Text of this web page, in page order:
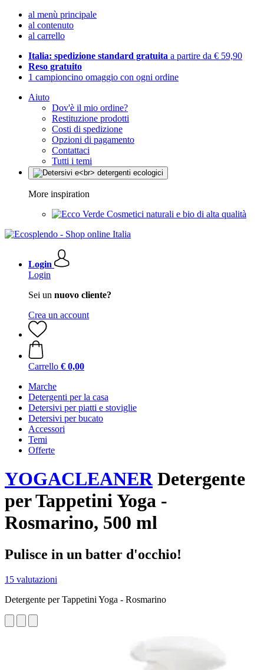
al menù principale
al contenuto
al carrello
Italia: spedizione standard gratuita a partire da € 59,90
Reso gratuito
1 campioncino omaggio con ogni ordine
Aiuto
Dov'è il mio ordine?
Restituzione prodotti
Costi di spedizione
Opzioni di pagamento
Contattaci
Tutti i temi
More inspiration
Cosmetici naturali e bio di alta qualità
Login
Login
Sei un nuovo cliente?
Crea un account
Carrello € 0,00
Marche
Detergenti per la casa
Detersivi per piatti e stoviglie
Detersivi per bucato
Accessori
Temi
Offerte
YOGACLEANERDetergente
per Tappetini Yoga -
Rosmarino, 500 ml
Pulisce in un batter d'occhio!
15 valutazioni
Detergente per Tappetini Yoga - Rosmarino